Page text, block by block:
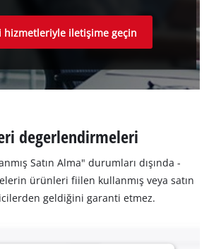
hizmetleriyle iletişime geçin
degerlendirmeleri
Satın Alma" durumları dışında -
ürünleri fiilen kullanmış veya satın
geldiğini garanti etmez.